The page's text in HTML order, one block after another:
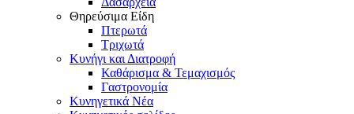
Θηρεύσιμα Είδη
Πτερωτά
Τριχωτά
Κυνήγι και Διατροφή
Καθάρισμα & Τεμαχισμός
Γαστρονομία
Κυνηγετικά Νέα